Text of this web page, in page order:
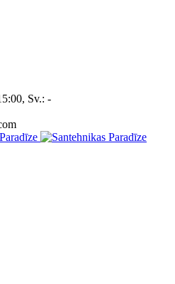
Sv.: -